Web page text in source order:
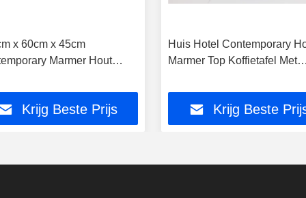
x 60cm x 45cm
Marmer Hout
Krijg Beste Prijs
Huis Hotel Contemporary
Marmer Top Koffietafel Met
Krijg Beste